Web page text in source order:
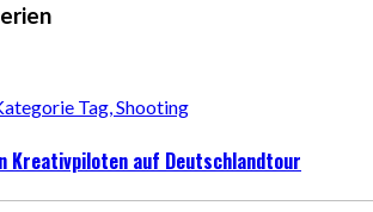
Tag, Shooting
Kreativpiloten auf Deutschlandtour